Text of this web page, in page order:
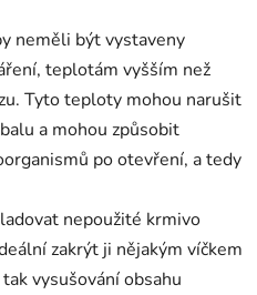
neměli být vystaveny
teplotám vyšším než
Tyto teploty mohou narušit
a mohou způsobit
po otevření, a tedy
nepoužité krmivo
zakrýt ji nějakým víčkem
vysušování obsahu